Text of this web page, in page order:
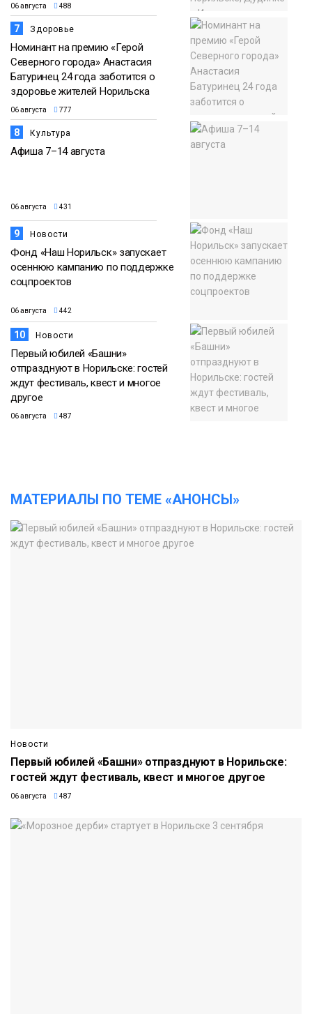
06 августа 488
7 Здоровье
Номинант на премию «Герой
Северного города» Анастасия
Батуринец 24 года заботится о
здоровье жителей Норильска
06 августа 777
8 Культура
Афиша 7–14 августа
06 августа 431
9 Новости
Фонд «Наш Норильск» запускает
осеннюю кампанию по поддержке
соцпроектов
06 августа 442
10 Новости
Первый юбилей «Башни»
отпразднуют в Норильске: гостей
ждут фестиваль, квест и многое
другое
06 августа 487
МАТЕРИАЛЫ ПО ТЕМЕ «АНОНСЫ»
Новости
Первый юбилей «Башни» отпразднуют в Норильске:
гостей ждут фестиваль, квест и многое другое
06 августа 487